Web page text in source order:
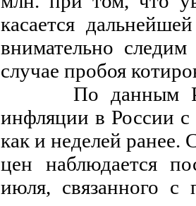
касается
внимательно
случае пробоя
По данным
инфляции в России
как и неделей ранее.
цен наблюдается
июля, связанного